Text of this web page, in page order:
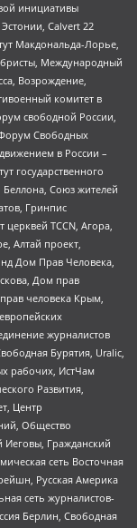
инициативы
Calvert 22
Макдональда-Лорье,
Международный
Возрождение,
комитет в
свободной России,
Свободных
в России –
государственного
Союз жителей
Гринпис
TCCN, Агора,
Алтай проект,
Дом Прав Человека,
Дом прав
человека Крым,
журналистов
Бурятия, Uralic,
рабочих, ИстЧам
Развития,
Центр
Общество
Иеговы, Гражданский
сеть Восточная
Русская Америка
сеть журналистов-
Берлин, Свободная